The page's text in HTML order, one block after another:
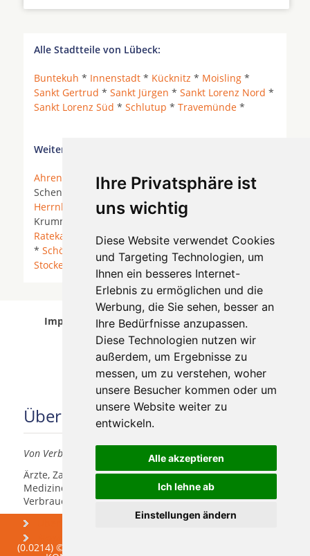
Ihre Privatsphäre ist
uns wichtig
Diese Website verwendet Cookies
und Targeting Technologien, um
Ihnen ein besseres Internet-
Erlebnis zu ermöglichen und die
Werbung, die Sie sehen, besser an
Ihre Bedürfnisse anzupassen.
Diese Technologien nutzen wir
außerdem, um Ergebnisse zu
messen, um zu verstehen, woher
unsere Besucher kommen oder um
unsere Website weiter zu
entwickeln.
Alle akzeptieren
Ich lehne ab
Einstellungen ändern
Alle Stadtteile von Lübeck:
Buntekuh * Innenstadt * Kücknitz * Moisling *
Sankt Gertrud * Sankt Jürgen * Sankt Lorenz Nord *
Sankt Lorenz Süd * Schlutup * Travemünde *
Weitere Orte in der Nähe von Lübeck:
Ahrensbök Bad Schwartau*Groß Grönau * Groß
Schenkenberg * Hamberge *Heilshoop*
Herrnburg
* Klein Wesenberg * Klempau *
Krummesse *
Lüdersdorf
Ratekau
Reinfeld* Reinfeld (Holstein) * Rohlsdorf
* Schönberg (Mecklenburg) *Selmsdorf *
Stockelsdorf
* Wesenberg (Holstein) *Zarpen *
Implantologen in Lübeck wurde am 06 August
2026 aktualisiert.
Über uns
Von Verbrauchern für Verbraucher
Ärzte, Zahnärzte, Akustiker und andere
Medizindienstleister haben hier die Möglichkeit, sich
Verbrauchern vorzustellen.
Praxismarketing
(0.0214) © 2004 - 2026 DEV AG - Alle Rechte vorbehalten